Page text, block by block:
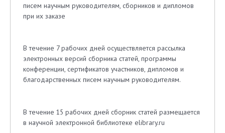
писем научным руководителям, сборников и дипломов
при их заказе
В течение 7 рабочих дней осуществляется рассылка
электронных версий сборника статей, программы
конференции, сертификатов участников, дипломов и
благодарственных писем научным руководителям.
В течение 15 рабочих дней сборник статей размещается
в научной электронной библиотеке elibrary.ru